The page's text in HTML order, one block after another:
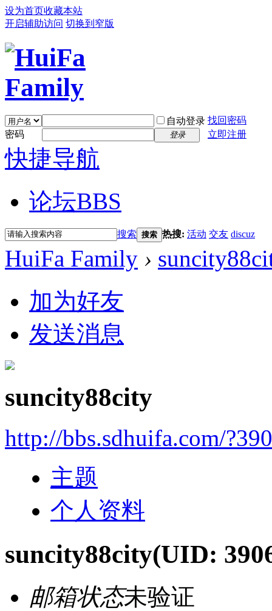
设为首页收藏本站
开启辅助访问 切换到窄版
自动登录 找回密码
密码
登录 立即注册
快捷导航
论坛BBS
搜索 搜索 热搜: 活动 交友 discuz
HuiFa Family ›
加为好友
发送消息
suncity88city
http://bbs.sdhuifa.com/
主题
个人资料
suncity88city(UID:
邮箱状态未验证